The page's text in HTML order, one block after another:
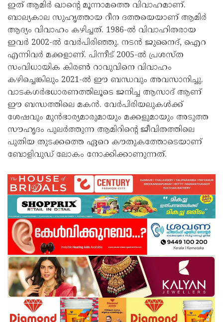
ഇത് ആമിർ ഖാന്റെ മൂന്നാമത്തെ വിവാഹമാണ്.
ബാല്യകാല സുഹൃത്തായ റീന ദത്തയെയാണ് ആമിർ
ആദ്യം വിവാഹം കഴിച്ചത്. 1986-ൽ വിവാഹിതരായ
ഇവർ 2002-ൽ വേർപിരിഞ്ഞു. നടൻ ജുനൈദ്, ഐറ
എന്നിവർ മക്കളാണ്. പിന്നീട് 2005-ൽ പ്രശസ്ത
സംവിധായിക കിരൺ റാവുവിനെ വിവാഹം
കഴിച്ചെങ്കിലും 2021-ൽ ഈ ബന്ധവും അവസാനിച്ചു.
വാടകഗർഭധാരണത്തിലൂടെ ജനിച്ച ആസാദ് ആണ്
ഈ ബന്ധത്തിലെ മകൻ. വേർപിരിയലുകൾക്ക്
ശേഷവും മുൻഭാര്യമാരുമായും മക്കളുമായും അടുത്ത
സൗഹൃദം പുലർത്തുന്ന ആമിറിന്റെ ജീവിതത്തിലെ
പുതിയ തുടക്കത്തെ ഏറെ കൗതുകത്തോടെയാണ്
ബോളിവുഡ് ലോകം നോക്കിക്കാണുന്നത്.